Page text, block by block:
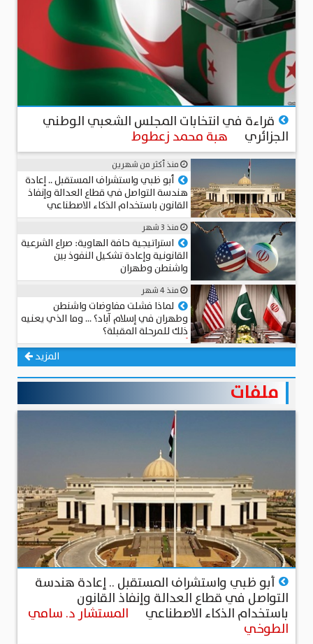
قراءة في انتخابات المجلس الشعبي الوطني
الجزائري هبة محمد زعطوط
منذ أكثر من شهرين
أبو ظبي واستشراف المستقبل .. إعادة
هندسة التواصل في قطاع العدالة وإنفاذ
القانون باستخدام الذكاء الاصطناعي
المستشار د. سامي الطوخي
منذ 3 شهر
استراتيجية حافة الهاوية: صراع الشرعية
القانونية وإعادة تشكيل النفوذ بين
واشنطن وطهران
عميد د. محمد حجاب
منذ 4 شهر
لماذا فشلت مفاوضات واشنطن
وطهران في إسلام آباد؟ … وما الذي يعنيه
ذلك للمرحلة المقبلة؟
أحمد مهدي
المزيد
ملفات
منذ أكثر من شهرين
أبو ظبي واستشراف المستقبل .. إعادة هندسة
التواصل في قطاع العدالة وإنفاذ القانون
باستخدام الذكاء الاصطناعي المستشار د. سامي
الطوخي